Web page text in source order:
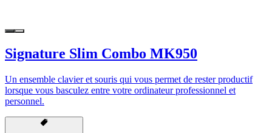
Signature Slim Combo MK950
Un ensemble clavier et souris qui vous permet de rester productif
lorsque vous basculez entre votre ordinateur professionnel et
personnel.